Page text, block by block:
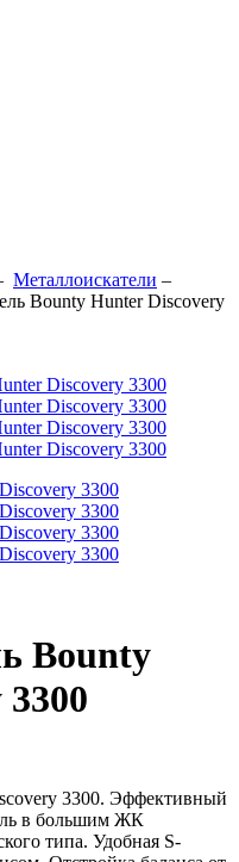
Металлоискатели –
Bounty Hunter Discovery
Bounty
3300. Эффективный
в большим ЖК
типа. Удобная S-